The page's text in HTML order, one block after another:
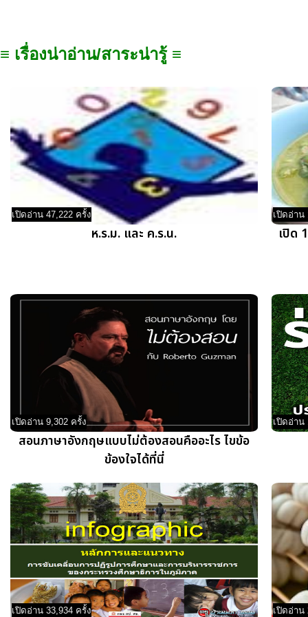
≡ เรื่องน่าอ่าน/สาระน่ารู้ ≡
เปิดอ่าน 47,222 ครั้ง
ห.ร.ม. และ ค.ร.น.
เปิดอ่าน
เปิด
เปิดอ่าน 9,302 ครั้ง
สอนภาษาอังกฤษแบบไม่ต้องสอนคืออะไร ไขข้อ
ข้องใจได้ที่นี่
เปิดอ่าน
เปิดอ่าน 33,934 ครั้ง เปิดอ่าน